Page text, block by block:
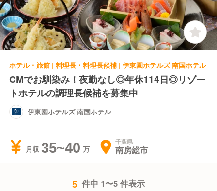
ホテル・旅館 | 料理長・料理長候補 | 伊東園ホテルズ 南国ホテル
CMでお馴染み！夜勤なし◎年休114日◎リゾー
トホテルの調理長候補を募集中
伊東園ホテルズ 南国ホテル
月収 35~40 千葉県
南房総市
5 件中 1〜5 件表示